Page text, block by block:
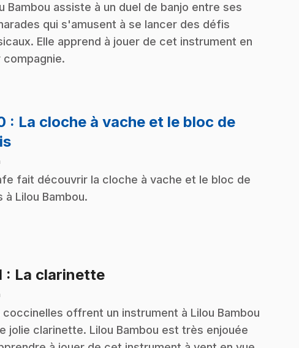
Bambou assiste à un duel de banjo entre ses
qui s'amusent à se lancer des défis
Elle apprend à jouer de cet instrument en
compagnie.
: La cloche à vache et le bloc de
.
fait découvrir la cloche à vache et le bloc de
à Lilou Bambou.
: La clarinette.
coccinelles offrent un instrument à Lilou Bambou
jolie clarinette. Lilou Bambou est très enjouée